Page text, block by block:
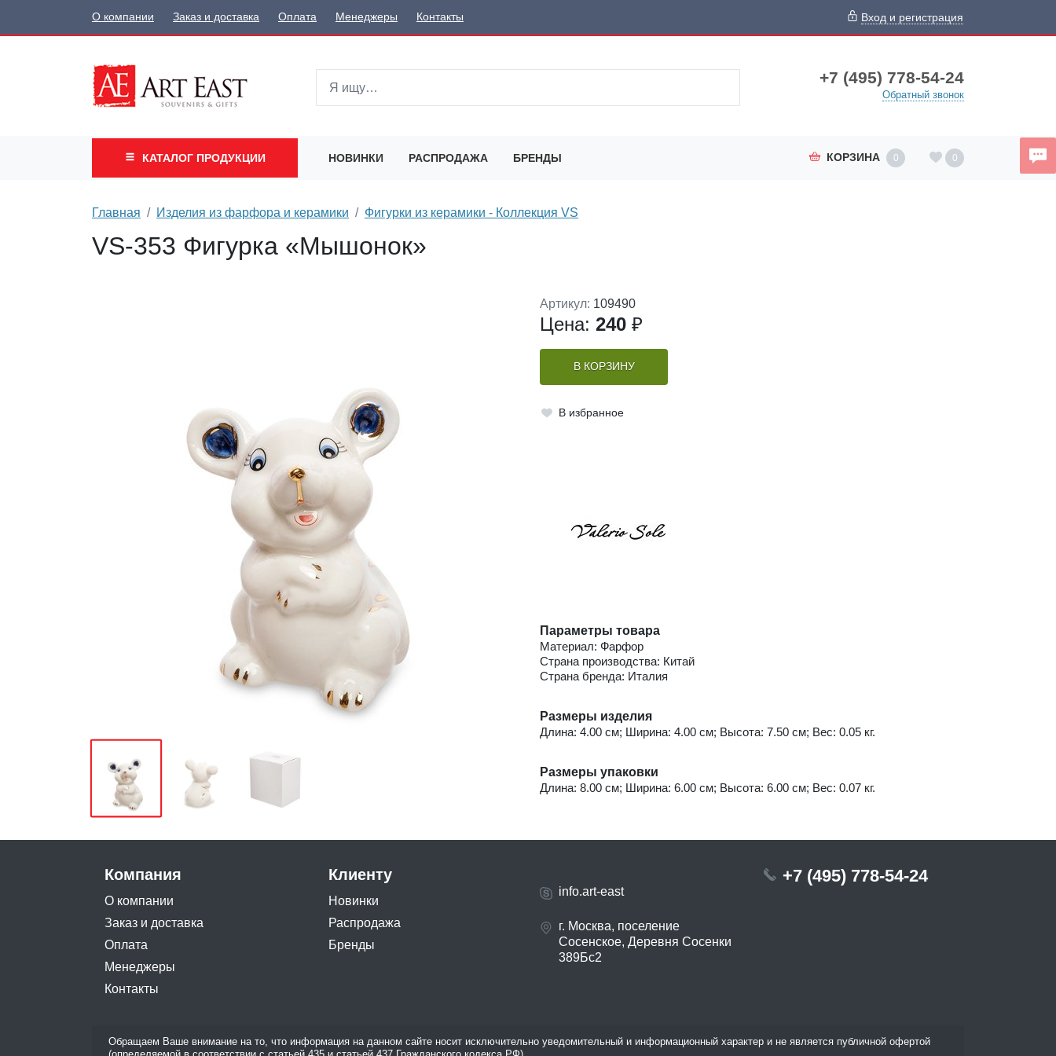
О компании Заказ и доставка Оплата Менеджеры Контакты Вход и регистрация
+7 (495) 778-54-24
Обратный звонок
КАТАЛОГ ПРОДУКЦИИ НОВИНКИ РАСПРОДАЖА БРЕНДЫ КОРЗИНА 0 0
Главная Изделия из фарфора и керамики Фигурки из керамики - Коллекция VS
VS-353 Фигурка «Мышонок»
Артикул: 109490
Цена: 240 ₽
В КОРЗИНУ
В избранное
Параметры товара
Материал: Фарфор
Страна производства: Китай
Страна бренда: Италия
Размеры изделия
Длина: 4.00 см; Ширина: 4.00 см; Высота: 7.50 см; Вес: 0.05 кг.
Размеры упаковки
Длина: 8.00 см; Ширина: 6.00 см; Высота: 6.00 см; Вес: 0.07 кг.
Компания
О компании
Заказ и доставка
Оплата
Менеджеры
Контакты
Клиенту
Новинки
Распродажа
Бренды
info.art-east
г. Москва, поселение
Сосенское, Деревня Сосенки
389Бс2
+7 (495) 778-54-24
Обращаем Ваше внимание на то, что информация на данном сайте носит исключительно уведомительный и информационный характер и не является публичной офертой